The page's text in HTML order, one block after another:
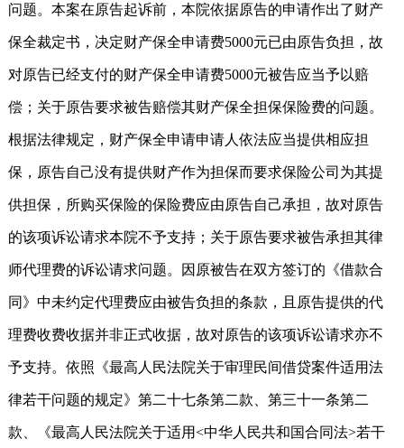
问题。本案在原告起诉前，本院依据原告的申请作出了财产
保全裁定书，决定财产保全申请费5000元已由原告负担，故
对原告已经支付的财产保全申请费5000元被告应当予以赔
偿；关于原告要求被告赔偿其财产保全担保保险费的问题。
根据法律规定，财产保全申请申请人依法应当提供相应担
保，原告自己没有提供财产作为担保而要求保险公司为其提
供担保，所购买保险的保险费应由原告自己承担，故对原告
的该项诉讼请求本院不予支持；关于原告要求被告承担其律
师代理费的诉讼请求问题。因原被告在双方签订的《借款合
同》中未约定代理费应由被告负担的条款，且原告提供的代
理费收费收据并非正式收据，故对原告的该项诉讼请求亦不
予支持。依照《最高人民法院关于审理民间借贷案件适用法
律若干问题的规定》第二十七条第二款、第三十一条第二
款、《最高人民法院关于适用<中华人民共和国合同法>若干